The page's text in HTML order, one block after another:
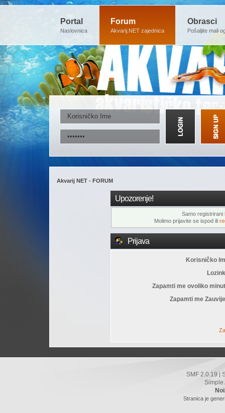
Portal
Naslovnica
Forum
Akvarij.NET zajednica
Obrasci
Pošaljite mali
Akvarij NET - FORUM
Upozorenje!
Samo registrirani
Molimo prijavite se ispod ili
Prijava
Korisničko
Zapamti me ovoliko
Zapamti me
SMF 2.0.19
Simple
Stranica je